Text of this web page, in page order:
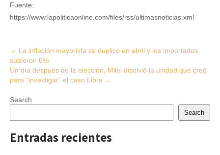
Fuente:
https://www.lapoliticaonline.com/files/rss/ultimasnoticias.xml
Post
navigation
← La inflación mayorista se duplicó en abril y los importados
subieron 6%
Un día después de la elección, Milei disolvió la unidad que creó
para “investigar” el caso Libra →
Search
Search
Entradas recientes